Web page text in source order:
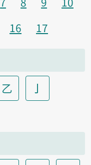
16 17
乙 亅